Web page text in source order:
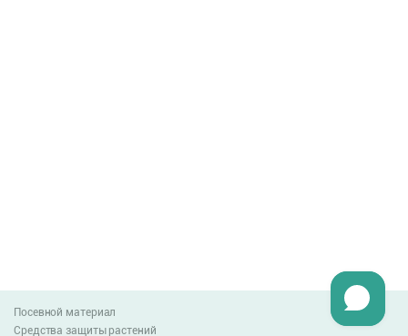
Посевной материал
Средства защиты растений